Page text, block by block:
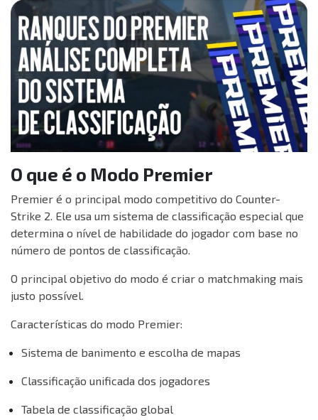
O que é o Modo Premier
Premier é o principal modo competitivo do Counter-
Strike 2. Ele usa um sistema de classificação especial que
determina o nível de habilidade do jogador com base no
número de pontos de classificação.
O principal objetivo do modo é criar o matchmaking mais
justo possível.
Características do modo Premier:
Sistema de banimento e escolha de mapas
Classificação unificada dos jogadores
Tabela de classificação global